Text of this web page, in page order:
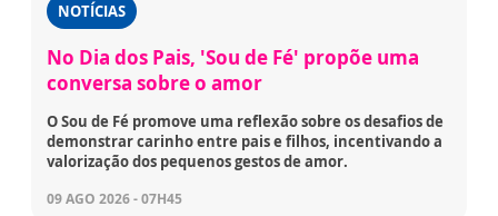
NOTÍCIAS
No Dia dos Pais, 'Sou de Fé' propõe uma
conversa sobre o amor
O Sou de Fé promove uma reflexão sobre os desafios de
demonstrar carinho entre pais e filhos, incentivando a
valorização dos pequenos gestos de amor.
09 AGO 2026 - 07H45